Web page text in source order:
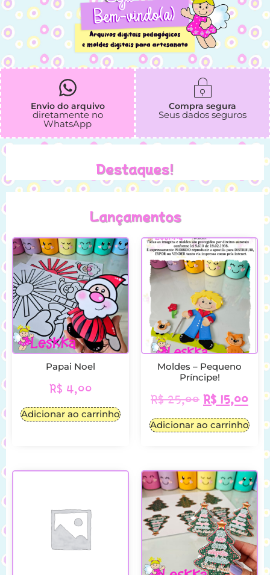
Envio do arquivo
diretamente no
WhatsApp
Compra segura
Seus dados seguros
Destaques!
Lançamentos
Papai Noel
R$ 4,00
Adicionar ao carrinho
Moldes – Pequeno
Príncipe!
R$25,00 R$ 15,00
Adicionar ao carrinho